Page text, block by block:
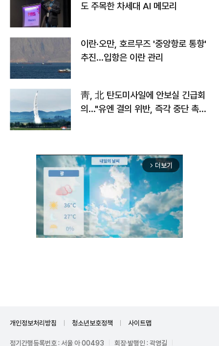
도 주목한 차세대 AI 메모리
이란·오만, 호르무즈 '중앙항로 통항'
추진…입항은 이란 관리
靑, 北 탄도미사일에 안보실 긴급회
의…"유엔 결의 위반, 즉각 중단 촉
arrow_forward_ios 더보기
개인정보처리방침 청소년보호정책 사이트맵
정기간행등록번호 : 서울 아 00493 회장·발행인 : 곽영길